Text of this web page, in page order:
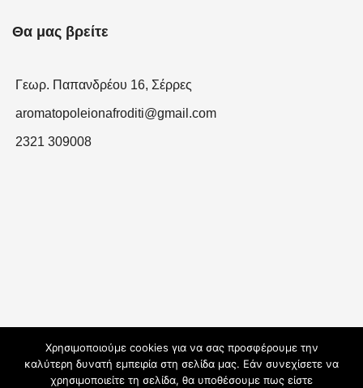
Θα μας βρείτε
Γεωρ. Παπανδρέου 16, Σέρρες
aromatopoleionafroditi@gmail.com
2321 309008
Χρησιμοποιούμε cookies για να σας προσφέρουμε την
καλύτερη δυνατή εμπειρία στη σελίδα μας. Εάν συνεχίσετε να
χρησιμοποιείτε τη σελίδα, θα υποθέσουμε πως είστε